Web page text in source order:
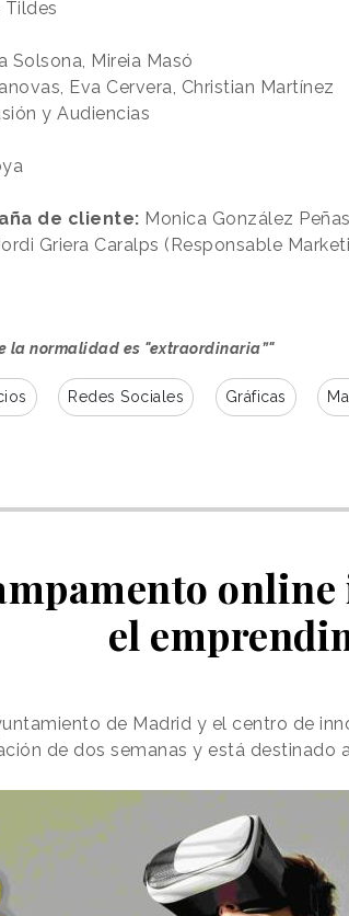
Tildes
Solsona, Mireia Masó
Eva Cervera, Christian Martínez
y Audiencias
de cliente: Monica González
Griera Caralps (Responsable
la normalidad es "extraordinaria”"
Redes Sociales Gráficas
el
de Madrid y el centro de
de dos semanas y está destinado